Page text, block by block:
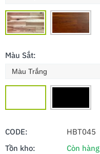
Màu Sắt:
CODE:
HBT045
Tồn kho:
Còn hàng